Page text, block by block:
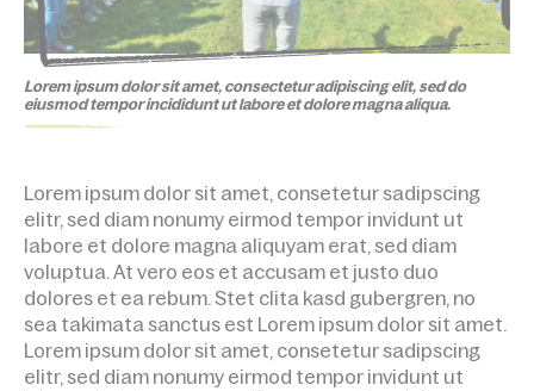
Lorem ipsum dolor sit amet, consetetur sadipscing
elitr, sed diam nonumy eirmod tempor invidunt ut
labore et dolore magna aliquyam erat, sed diam
voluptua. At vero eos et accusam et justo duo
dolores et ea rebum. Stet clita kasd gubergren, no
sea takimata sanctus est Lorem ipsum dolor sit amet.
Lorem ipsum dolor sit amet, consetetur sadipscing
elitr, sed diam nonumy eirmod tempor invidunt ut
Lorem ipsum dolor sit amet, consectetur adipiscing elit, sed do
eiusmod tempor incididunt ut labore et dolore magna aliqua.